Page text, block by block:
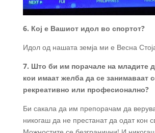
6. Кој е Вашиот идол во спортот?
Идол од нашата земја ми е Весна
7. Што би им порачале на младите
кои имаат желба да се занимаваат
рекреативно или професионално?
Би сакала да им препорачам да
никогаш да не престанат да одат кон